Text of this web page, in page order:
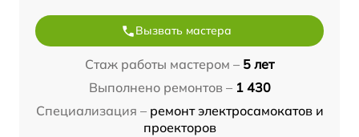
Вызвать мастера
Стаж работы мастером – 5 лет
Выполнено ремонтов – 1 430
Специализация – ремонт электросамокатов и
проекторов